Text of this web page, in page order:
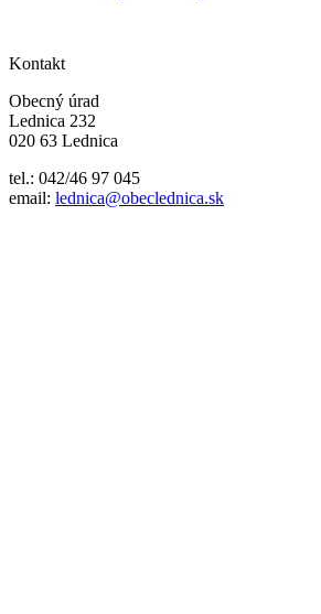
Kontakt
Obecný úrad
Lednica 232
020 63 Lednica
tel.: 042/46 97 045
email: lednica@obeclednica.sk